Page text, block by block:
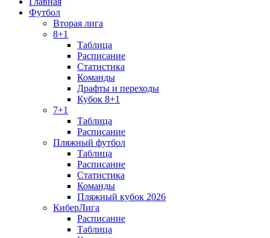
Футбол
Вторая лига
8+1
Таблица
Расписание
Статистика
Команды
Драфты и переходы
Кубок 8+1
7+1
Таблица
Расписание
Пляжный футбол
Таблица
Расписание
Статистика
Команды
Пляжный кубок 2026
КиберЛига
Расписание
Таблица